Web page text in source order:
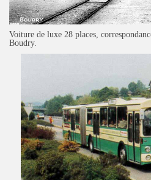
Voiture de luxe 28 places,
Boudry.